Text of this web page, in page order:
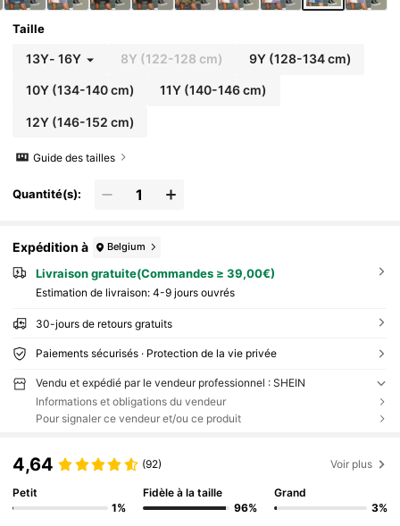
Taille
13Y- 16Y 8Y (122-128 cm) 9Y (128-134 cm)
10Y(134-140 cm) 11Y (140-146 cm)
12Y(146-152 cm)
Guide des tailles
Quantité(s):
Expédition à Belgium
Livraison gratuite(Commandes ≥ 39,00€)
Estimation de livraison: 4-9 jours ouvrés
30-jours de retours gratuits
Paiements sécurisés · Protection de la vie privée
Vendu et expédié par le vendeur professionnel : SHEIN
Informations et obligations du vendeur
Pour signaler ce vendeur et/ou ce produit
4,64 (92) Voir plus
Petit
1%
Fidèle à la taille
96%
Grand
3%